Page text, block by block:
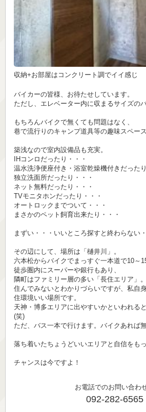
バイカーの皆様、お待たせしています。
ただし、エレベーター内に収まるサイズの
もちろんバイクで無くても問題はなく、
巷で流行りのキャンプ道具等の趣味スペー
築浅なので室内設備品も充実。
IHコンロだったり・・・
温水洗浄便座付き・浴室乾燥機付きだった
独立洗面所だったり・・・
ネット無料だったり・・・
TVモニタホンだったり・・・
オートロックまでついて・・・
まさかのペット飼育出来たり・・・
まずい・・・いいところ探すと終わらない
その辺にして、場所は「樋井川」。
六本松からバイクでまっすぐ一本道で10～
徒歩圏内にスーパーや銀行もあり、
隣町はファミリー層の多い「長住エリア」。
住んでみないとわかりづらいですが、私自
住環境いい場所です。
天神・博多エリアに出やすいかといわれる
(笑)
ただ、バス一本で行けます。バイクあれば
落ち着いたちょうどいいエリアと自信をも
チャンスは今ですよ！
お電話でのお問い合わ
092-282-6565
収納+お部屋はコンクリート調でイイ感じ